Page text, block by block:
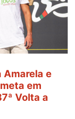
Amarela e
em
Volta a